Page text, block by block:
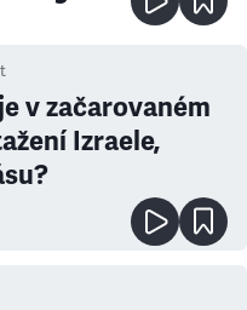
v začarovaném
Izraele,